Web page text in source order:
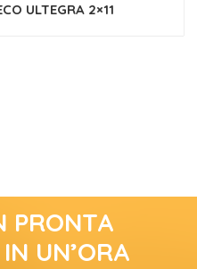
ULTEGRA 2×11
PRONTA
UN’ORA